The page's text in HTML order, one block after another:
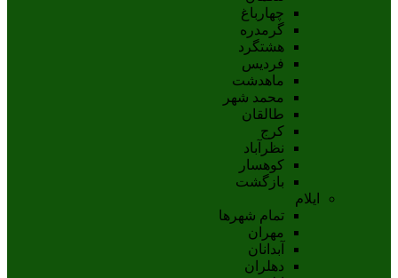
چهارباغ
گرمدره
هشتگرد
فردیس
ماهدشت
محمد شهر
طالقان
کرج
نظرآباد
کوهسار
بازگشت
ایلام
تمام شهر‌ها
مهران
آبدانان
دهلران